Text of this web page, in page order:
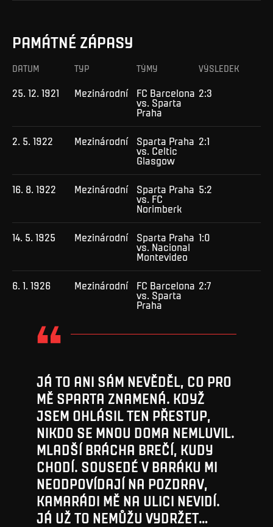
PAMÁTNÉ ZÁPASY
DATUM TYP TÝMY VÝSLEDEK
25. 12. 1921 Mezinárodní
FC Barcelona
vs. Sparta
Praha
2:3
2. 5. 1922 Mezinárodní
Sparta Praha
vs. Celtic
Glasgow
2:1
16. 8. 1922 Mezinárodní
Sparta Praha
vs. FC
Norimberk
5:2
14. 5. 1925 Mezinárodní
Sparta Praha
vs. Nacional
Montevideo
1:0
6. 1. 1926 Mezinárodní
FC Barcelona
vs. Sparta
Praha
2:7
JÁ TO ANI SÁM NEVĚDĚL, CO PRO
MĚ SPARTA ZNAMENÁ. KDYŽ
JSEM OHLÁSIL TEN PŘESTUP,
NIKDO SE MNOU DOMA NEMLUVIL.
MLADŠÍ BRÁCHA BREČÍ, KUDY
CHODÍ. SOUSEDÉ V BARÁKU MI
NEODPOVÍDAJÍ NA POZDRAV,
KAMARÁDI MĚ NA ULICI NEVIDÍ.
JÁ UŽ TO NEMŮŽU VYDRŽET…